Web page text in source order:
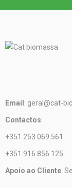
Email : geral@cat-
Contactos:
+351 253 069 561
+351 916 856 125
Apoio ao Cliente: